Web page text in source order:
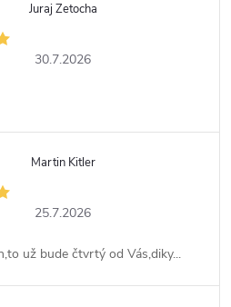
Juraj Zetocha
30.7.2026
Martin Kitler
25.7.2026
už bude čtvrtý od Vás,diky...